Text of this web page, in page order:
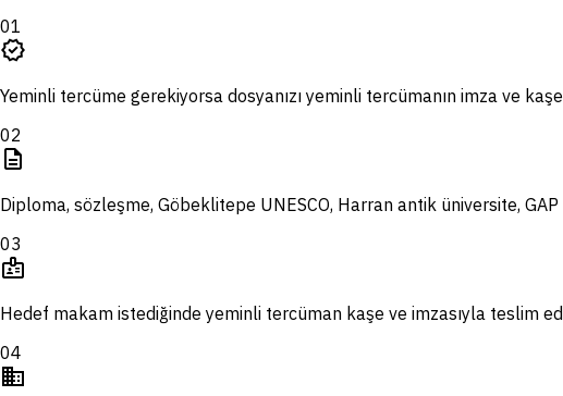
01
verified
Yeminli tercüme gerekiyorsa dosyanızı yeminli tercümanın imza ve
02
description
Diploma, sözleşme, Göbeklitepe UNESCO, Harran antik üniversite,
03
badge
Hedef makam istediğinde yeminli tercüman kaşe ve imzasıyla teslim
04
domain